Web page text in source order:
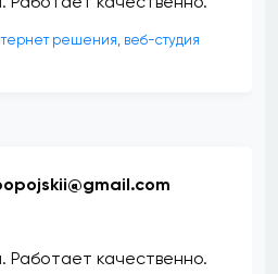
решения, веб-студия
Работает качественно.